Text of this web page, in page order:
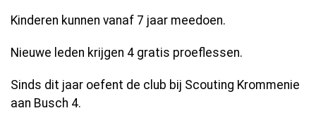
Kinderen kunnen vanaf 7 jaar meedoen.
Nieuwe leden krijgen 4 gratis proeflessen.
Sinds dit jaar oefent de club bij Scouting Krommenie
aan Busch 4.